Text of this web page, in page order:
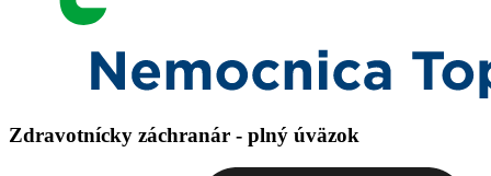
Zdravotnícky záchranár - plný úväzok